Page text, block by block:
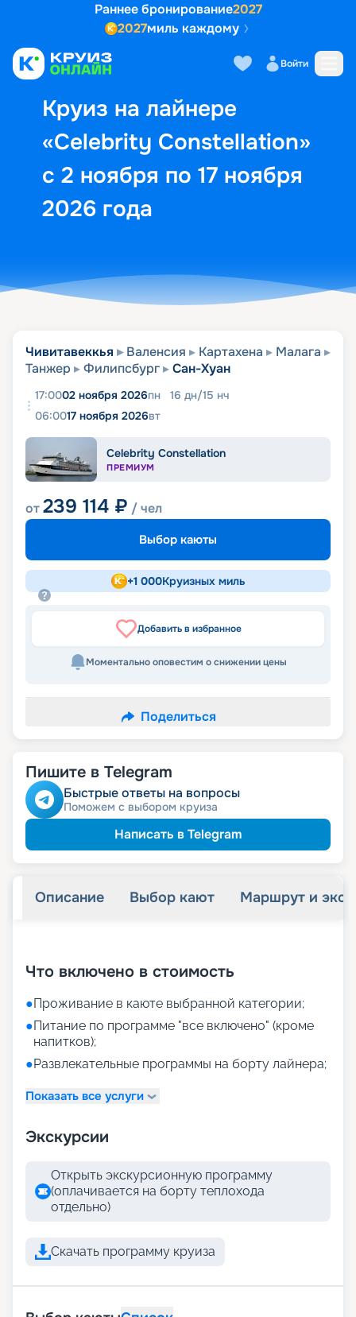
Раннее бронирование2027
2027миль каждому
Войти
Круиз на лайнере
«Celebrity Constellation»
с 2 ноября по 17 ноября
2026 года
Выбор кают Маршрут и
Чивитавеккья Валенсия Картахена
Малага
Танжер
Филипсбург Сан-Хуан
17:0002 ноября 2026пн 16 дн/15 нч
06:0017 ноября 2026вт
Celebrity Constellation
ПРЕМИУМ
от239 114 ₽ / чел
Выбор каюты
+1 000Круизных миль
Добавить в избранное
Моментально оповестим о снижении цены
Поделиться
Пишите в Telegram
Быстрые ответы на вопросы
Поможем с выбором круиза
Написать в Telegram
Описание Выбор кают Маршрут и
Что включено в стоимость
●Проживание в каюте выбранной категории;
●Питание по программе "все включено" (кроме
напитков);
●Развлекательные программы на борту лайнера;
Показать все услуги
Экскурсии
Открыть экскурсионную программу
(оплачивается на борту теплохода
отдельно)
Скачать программу круиза